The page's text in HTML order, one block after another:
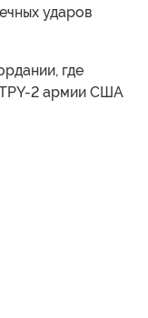
ударов
где
2 армии США